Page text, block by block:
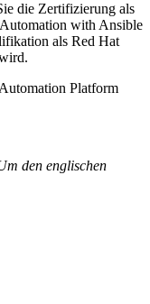
die Zertifizierung als
with Ansible
als Red Hat
Platform
den englischen